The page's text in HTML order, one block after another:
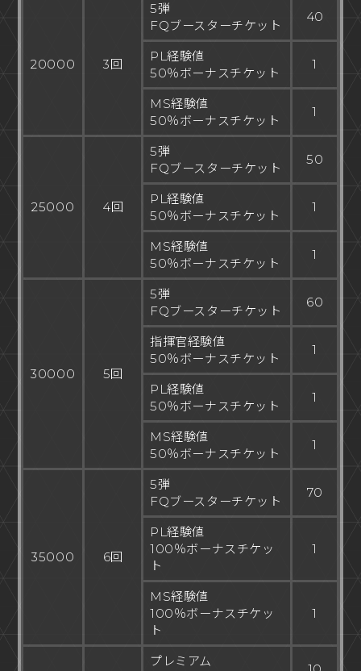
20000 3回
5弾
FQブースターチケット
40
PL経験値
50％ボーナスチケット
1
MS経験値
50％ボーナスチケット
1
25000 4回
5弾
FQブースターチケット
50
PL経験値
50％ボーナスチケット
1
MS経験値
50％ボーナスチケット
1
30000 5回
5弾
FQブースターチケット
60
指揮官経験値
50％ボーナスチケット
1
PL経験値
50％ボーナスチケット
1
MS経験値
50％ボーナスチケット
1
35000 6回
5弾
FQブースターチケット
70
PL経験値
100％ボーナスチケッ
ト
1
MS経験値
100％ボーナスチケッ
ト
1
プレミアム